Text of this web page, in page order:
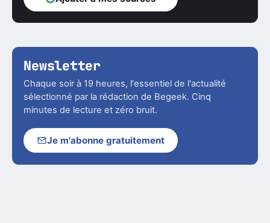
Newsletter
Chaque soir à 19 heures, l'essentiel de l'actualité
sélectionné par la rédaction de Begeek. Cinq
minutes de lecture et zéro bruit.
Je m'abonne gratuitement